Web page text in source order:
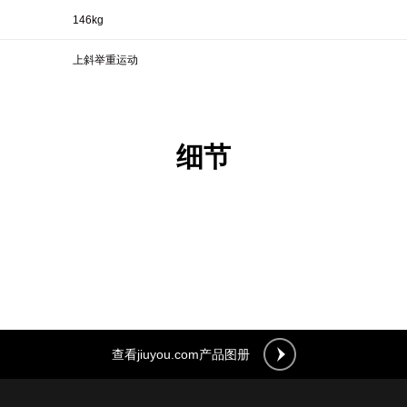
146kg
上斜举重运动
细节
查看jiuyou.com产品图册